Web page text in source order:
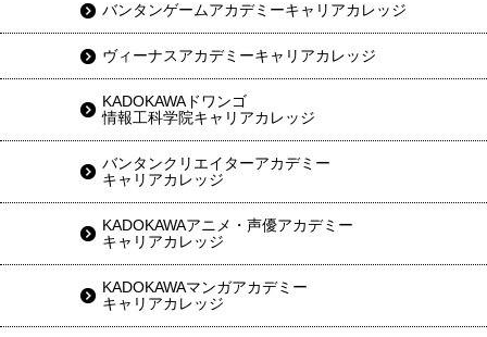
バンタンゲームアカデミーキャリアカレッジ
ヴィーナスアカデミーキャリアカレッジ
KADOKAWAドワンゴ
情報工科学院キャリアカレッジ
バンタンクリエイターアカデミー
キャリアカレッジ
KADOKAWAアニメ・声優アカデミー
キャリアカレッジ
KADOKAWAマンガアカデミー
キャリアカレッジ